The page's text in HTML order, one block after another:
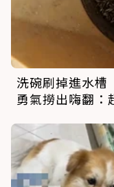
洗碗刷掉進水槽
勇氣撈出嗨翻：